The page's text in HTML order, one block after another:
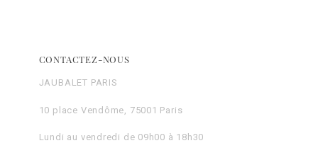
CONTACTEZ-NOUS
JAUBALET PARIS
10 place Vendôme, 75001 Paris
Lundi au vendredi de 09h00 à 18h30